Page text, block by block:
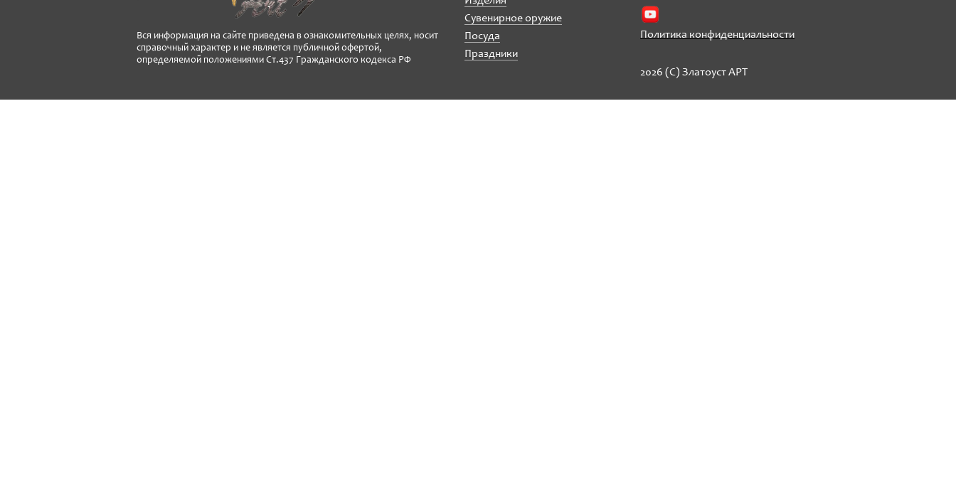
Вся информация на сайте приведена в ознакомительных целях, носит
справочный характер и не является публичной офертой,
определяемой положениями Ст.437 Гражданского кодекса РФ
Сувенирное оружие
Посуда
Праздники
Политика конфиденциальности
2026 (C) Златоуст АРТ